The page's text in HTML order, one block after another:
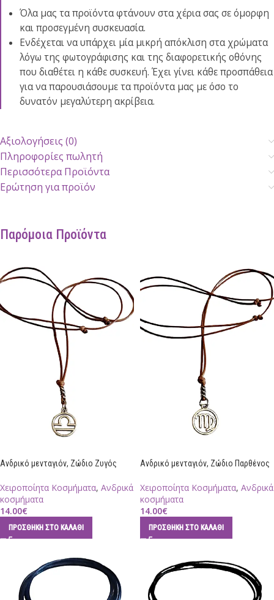
Όλα μας τα προϊόντα φτάνουν στα χέρια σας σε όμορφη
και προσεγμένη συσκευασία.
Ενδέχεται να υπάρχει μία μικρή απόκλιση στα χρώματα
λόγω της φωτογράφισης και της διαφορετικής οθόνης
που διαθέτει η κάθε συσκευή. Έχει γίνει κάθε προσπάθεια
για να παρουσιάσουμε τα προϊόντα μας με όσο το
δυνατόν μεγαλύτερη ακρίβεια.
Αξιολογήσεις (0)
Πληροφορίες πωλητή
Περισσότερα Προϊόντα
Ερώτηση για προϊόν
Παρόμοια Προϊόντα
Aνδρικό μενταγιόν, Ζώδιο Ζυγός
Χειροποίητα Κοσμήματα, Ανδρικά
κοσμήματα
14.00€
ΠΡΟΣΘΉΚΗ ΣΤΟ ΚΑΛΆΘΙ
Aνδρικό μενταγιόν, Ζώδιο Παρθένος
Χειροποίητα Κοσμήματα, Ανδρικά
κοσμήματα
14.00€
ΠΡΟΣΘΉΚΗ ΣΤΟ ΚΑΛΆΘΙ